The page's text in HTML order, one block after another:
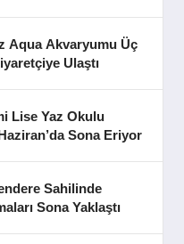
Aqua Akvaryumu Üç
Ulaştı
Lise Yaz Okulu
Sona Eriyor
Sahilinde
Sona Yaklaştı